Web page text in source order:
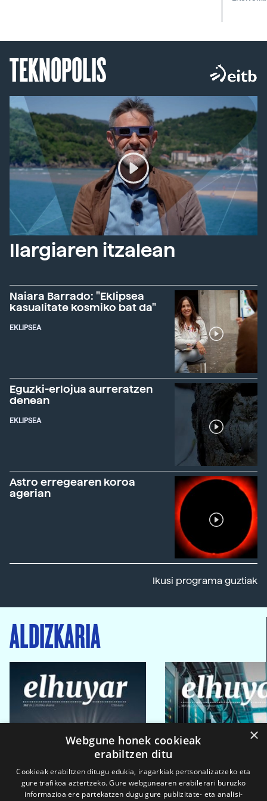
TEKNOPOLIS
Ilargiaren itzalean
Naiara Barrado: "Eklipsea
kasualitate kosmiko bat da"
EKLIPSEA
Eguzki-erlojua aurreratzen
denean
EKLIPSEA
Astro erregearen koroa
agerian
Ikusi programa guztiak
ALDIZKARIA
×
Webgune honek cookieak
erabiltzen ditu
Cookieak erabiltzen ditugu edukia, iragarkiak pertsonalizatzeko eta
gure trafikoa aztertzeko. Gure webgunearen erabilerari buruzko
informazioa ere partekatzen dugu gure publizitate- eta analisi-